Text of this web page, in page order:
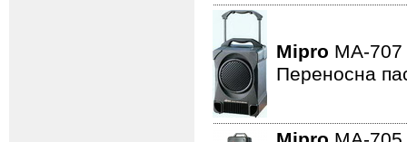
Mipro MA-
Переносна